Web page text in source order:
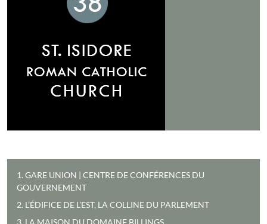
1. GARE UNION | CENTRE DE CONFÉRENCES DU
GOUVERNEMENT
2. L’ÉDIFICE DE L’EST, LA COLLINE DU PARLEMENT
3. LA MAISON DU DOMAINE BILLINGS